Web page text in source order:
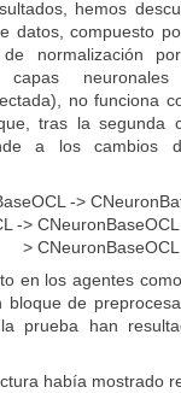
hemos
datos, compuesto
normalización
capas
no funciona
tras la segunda
a los cambios
->
->
> CNeuronBaseOCL
en los agentes
bloque de
prueba han
había mostrado